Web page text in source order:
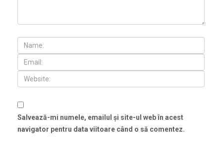
Salvează-mi numele, emailul și site-ul web în acest
navigator pentru data viitoare când o să comentez.